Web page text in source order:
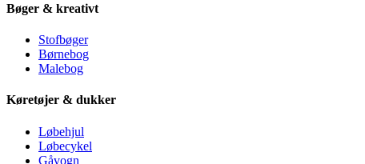
Bøger & kreativt
Stofbøger
Børnebog
Malebog
Køretøjer & dukker
Løbehjul
Løbecykel
Gåvogn